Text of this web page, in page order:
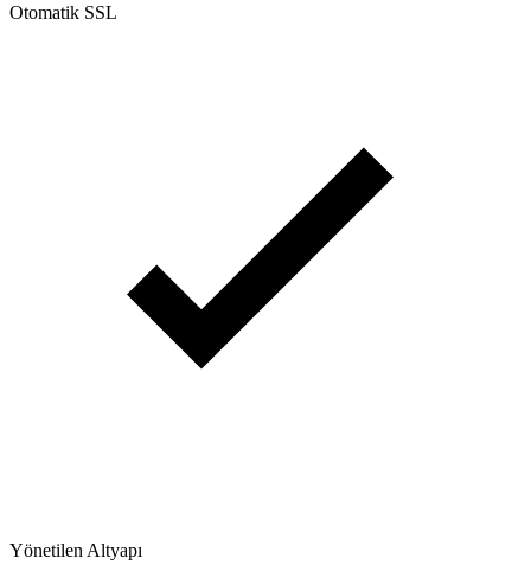
Otomatik SSL
Yönetilen Altyapı